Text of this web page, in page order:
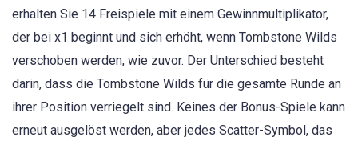
erhalten Sie 14 Freispiele mit einem Gewinnmultiplikator,
der bei x1 beginnt und sich erhöht, wenn Tombstone Wilds
verschoben werden, wie zuvor. Der Unterschied besteht
darin, dass die Tombstone Wilds für die gesamte Runde an
ihrer Position verriegelt sind. Keines der Bonus-Spiele kann
erneut ausgelöst werden, aber jedes Scatter-Symbol, das